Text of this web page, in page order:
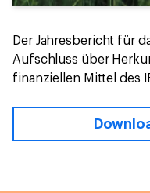
Der Jahresbericht für
Aufschluss über
finanziellen Mittel des